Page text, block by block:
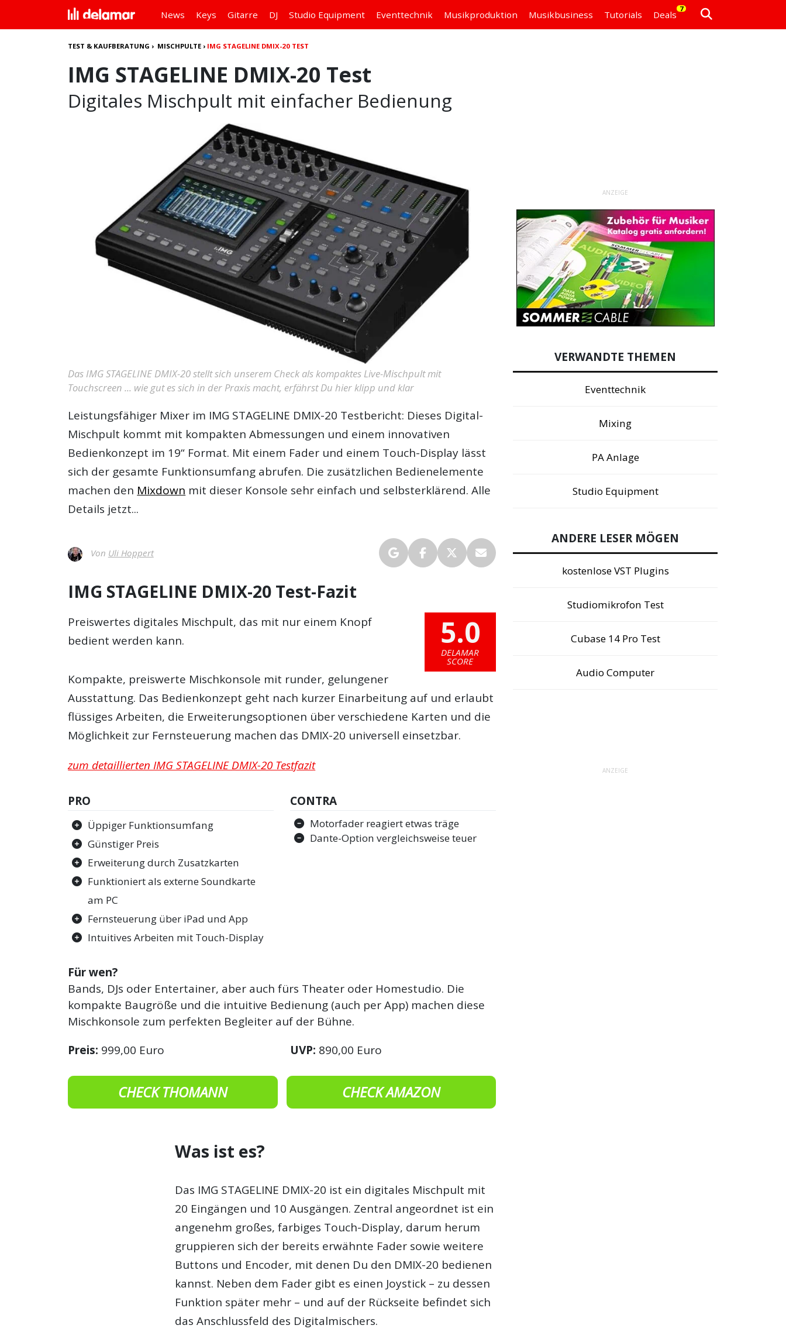
News Keys Gitarre DJ Studio Equipment Eventtechnik Musikproduktion Musikbusiness Tutorials Deals
7
TEST & KAUFBERATUNG › MISCHPULTE › IMG STAGELINE DMIX-20 TEST
IMG STAGELINE DMIX-20 Test
Digitales Mischpult mit einfacher Bedienung
Das IMG STAGELINE DMIX-20 stellt sich unserem Check als kompaktes Live-Mischpult mit
Touchscreen ... wie gut es sich in der Praxis macht, erfährst Du hier klipp und klar
Leistungsfähiger Mixer im IMG STAGELINE DMIX-20 Testbericht: Dieses Digital-
Mischpult kommt mit kompakten Abmessungen und einem innovativen
Bedienkonzept im 19“ Format. Mit einem Fader und einem Touch-Display lässt
sich der gesamte Funktionsumfang abrufen. Die zusätzlichen Bedienelemente
machen den Mixdown mit dieser Konsole sehr einfach und selbsterklärend. Alle
Details jetzt...
Von Uli Hoppert
IMG STAGELINE DMIX-20 Test-Fazit
5.0
DELAMAR
SCORE
Preiswertes digitales Mischpult, das mit nur einem Knopf
bedient werden kann.
Kompakte, preiswerte Mischkonsole mit runder, gelungener
Ausstattung. Das Bedienkonzept geht nach kurzer Einarbeitung auf und erlaubt
flüssiges Arbeiten, die Erweiterungsoptionen über verschiedene Karten und die
Möglichkeit zur Fernsteuerung machen das DMIX-20 universell einsetzbar.
zum detaillierten IMG STAGELINE DMIX-20 Testfazit
PRO
Üppiger Funktionsumfang
Günstiger Preis
Erweiterung durch Zusatzkarten
Funktioniert als externe Soundkarte
am PC
Fernsteuerung über iPad und App
Intuitives Arbeiten mit Touch-Display
CONTRA
Motorfader reagiert etwas träge
Dante-Option vergleichsweise teuer
Für wen?
Bands, DJs oder Entertainer, aber auch fürs Theater oder Homestudio. Die
kompakte Baugröße und die intuitive Bedienung (auch per App) machen diese
Mischkonsole zum perfekten Begleiter auf der Bühne.
Preis: 999,00 Euro UVP: 890,00 Euro
CHECK THOMANN CHECK AMAZON
Was ist es?
Das IMG STAGELINE DMIX-20 ist ein digitales Mischpult mit
20 Eingängen und 10 Ausgängen. Zentral angeordnet ist ein
angenehm großes, farbiges Touch-Display, darum herum
gruppieren sich der bereits erwähnte Fader sowie weitere
Buttons und Encoder, mit denen Du den DMIX-20 bedienen
kannst. Neben dem Fader gibt es einen Joystick – zu dessen
Funktion später mehr – und auf der Rückseite befindet sich
das Anschlussfeld des Digitalmischers.
ANZEIGE
VERWANDTE THEMEN
Eventtechnik
Mixing
PA Anlage
Studio Equipment
ANDERE LESER MÖGEN
kostenlose VST Plugins
Studiomikrofon Test
Cubase 14 Pro Test
Audio Computer
ANZEIGE